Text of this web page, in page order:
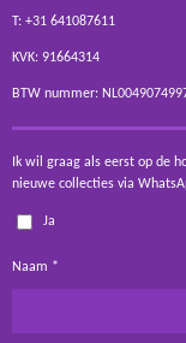
T: +31 641087611
KVK: 91664314
BTW nummer:
Ik wil graag als eerst op de
nieuwe collecties via
Ja
Naam *